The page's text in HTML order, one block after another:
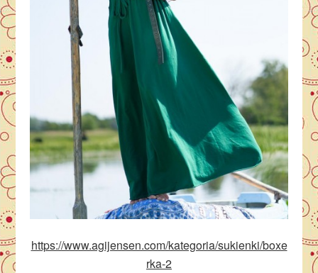
https://www.agijensen.com/kategoria/sukienki/boxe
rka-2